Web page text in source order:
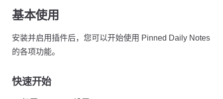
基本使用
安装并启用插件后，您可以开始使用 Pinned Daily Notes
的各项功能。
快速开始